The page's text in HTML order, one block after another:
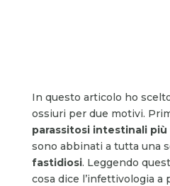
In questo articolo ho
ossiuri per due motivi.
parassitosi intestinali
sono abbinati a tutta una
fastidiosi. Leggendo
cosa dice l’infettivologia a